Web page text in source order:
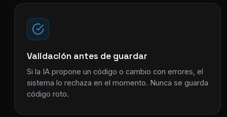
Validación antes de guardar
Si la IA propone un código o cambio con errores, el
sistema lo rechaza en el momento. Nunca se guarda
código roto.